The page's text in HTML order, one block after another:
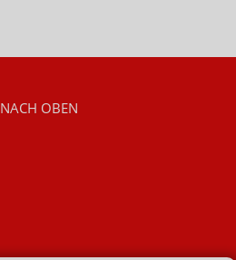
NACH OBEN